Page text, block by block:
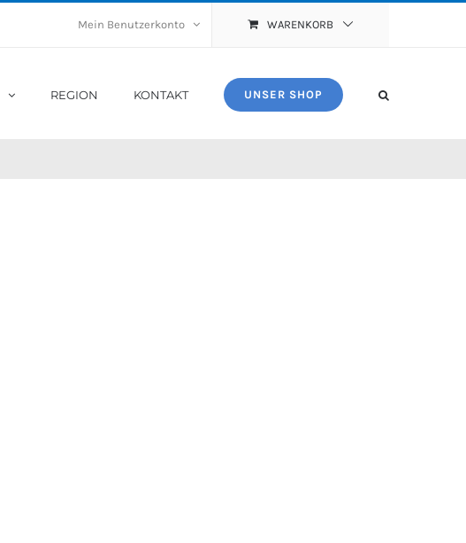
Mein Benutzerkonto WARENKORB
REGION KONTAKT UNSER SHOP